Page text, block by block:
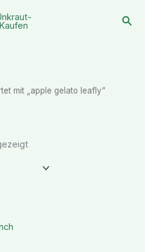
mit „apple gelato leafly“